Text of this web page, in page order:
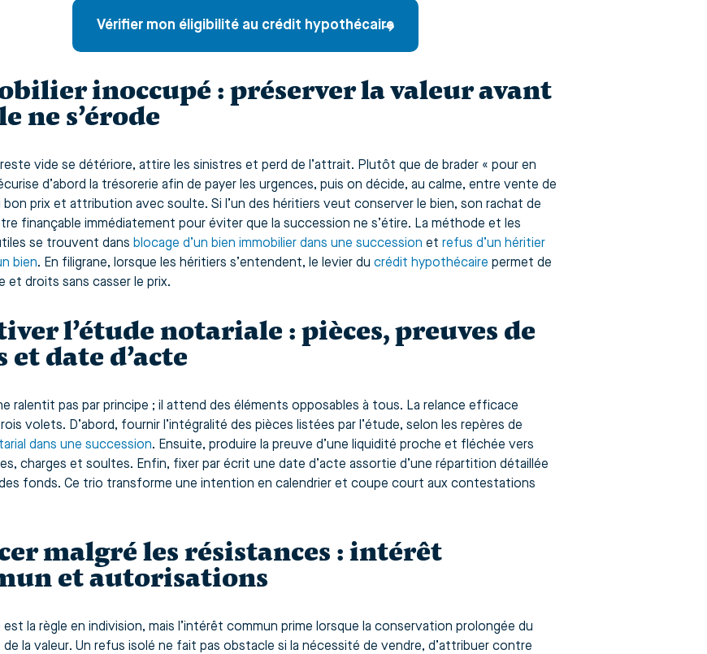
Vérifier mon éligibilité au crédit hypothécaire
inoccupé : préserver la valeur avant
ne s’érode
vide se détériore, attire les sinistres et perd de l’attrait. Plutôt que de brader « pour en
d’abord la trésorerie afin de payer les urgences, puis on décide, au calme, entre vente de
bon prix et attribution avec soulte. Si l’un des héritiers veut conserver le bien, son rachat de
finançable immédiatement pour éviter que la succession ne s’étire. La méthode et les
se trouvent dans blocage d’un bien immobilier dans une succession et refus d’un héritier
bien. En filigrane, lorsque les héritiers s’entendent, le levier du crédit hypothécaire permet de
et droits sans casser le prix.
l’étude notariale : pièces, preuves de
et date d’acte
ralentit pas par principe ; il attend des éléments opposables à tous. La relance efficace
volets. D’abord, fournir l’intégralité des pièces listées par l’étude, selon les repères de
dans une succession. Ensuite, produire la preuve d’une liquidité proche et fléchée vers
charges et soultes. Enfin, fixer par écrit une date d’acte assortie d’une répartition détaillée
des fonds. Ce trio transforme une intention en calendrier et coupe court aux contestations
malgré les résistances : intérêt
et autorisations
est la règle en indivision, mais l’intérêt commun prime lorsque la conservation prolongée du
la valeur. Un refus isolé ne fait pas obstacle si la nécessité de vendre, d’attribuer contre